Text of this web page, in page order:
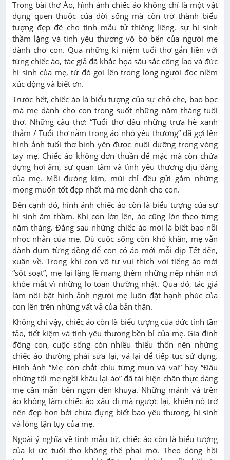
Trong bài thơ Áo, hình ảnh chiếc áo không chỉ là một vật
dụng quen thuộc của đời sống mà còn trở thành biểu
tượng đẹp đẽ cho tình mẫu tử thiêng liêng, sự hi sinh
thầm lặng và tình yêu thương vô bờ bến của người mẹ
dành cho con. Qua những kỉ niệm tuổi thơ gắn liền với
từng chiếc áo, tác giả đã khắc họa sâu sắc công lao và đức
hi sinh của mẹ, từ đó gợi lên trong lòng người đọc niềm
xúc động và biết ơn.
Trước hết, chiếc áo là biểu tượng của sự chở che, bao bọc
mà mẹ dành cho con trong suốt những năm tháng tuổi
thơ. Những câu thơ:“Tuổi thơ đâu những trưa hè xanh
thẳm / Tuổi thơ nằm trong áo nhỏ yêu thương”đã gợi lên
hình ảnh tuổi thơ bình yên được nuôi dưỡng trong vòng
tay mẹ. Chiếc áo không đơn thuần để mặc mà còn chứa
đựng hơi ấm, sự quan tâm và tình yêu thương dịu dàng
của mẹ. Mỗi đường kim, mũi chỉ đều gửi gắm những
mong muốn tốt đẹp nhất mà mẹ dành cho con.
Bên cạnh đó, hình ảnh chiếc áo còn là biểu tượng của sự
hi sinh âm thầm. Khi con lớn lên, áo cũng lớn theo từng
năm tháng. Đằng sau những chiếc áo mới là biết bao nỗi
nhọc nhằn của mẹ. Dù cuộc sống còn khó khăn, mẹ vẫn
dành dụm từng đồng để con có áo mới mỗi dịp Tết đến,
xuân về. Trong khi con vô tư vui thích với tiếng áo mới
“sột soạt”, mẹ lại lặng lẽ mang thêm những nếp nhăn nơi
khóe mắt vì những lo toan thường nhật. Qua đó, tác giả
làm nổi bật hình ảnh người mẹ luôn đặt hạnh phúc của
con lên trên những vất vả của bản thân.
Không chỉ vậy, chiếc áo còn là biểu tượng của đức tính tần
tảo, tiết kiệm và tình yêu thương bền bỉ của mẹ. Gia đình
đông con, cuộc sống còn nhiều thiếu thốn nên những
chiếc áo thường phải sửa lại, vá lại để tiếp tục sử dụng.
Hình ảnh“Mẹ còn chắt chiu từng mụn vá vai”hay“Đâu
những tối mẹ ngồi khâu lại áo”đã tái hiện chân thực dáng
mẹ cần mẫn bên ngọn đèn khuya. Những mảnh vá trên
áo không làm chiếc áo xấu đi mà ngược lại, khiến nó trở
nên đẹp hơn bởi chứa đựng biết bao yêu thương, hi sinh
và lòng tận tụy của mẹ.
Ngoài ý nghĩa về tình mẫu tử, chiếc áo còn là biểu tượng
của kí ức tuổi thơ không thể phai mờ. Theo dòng hồi